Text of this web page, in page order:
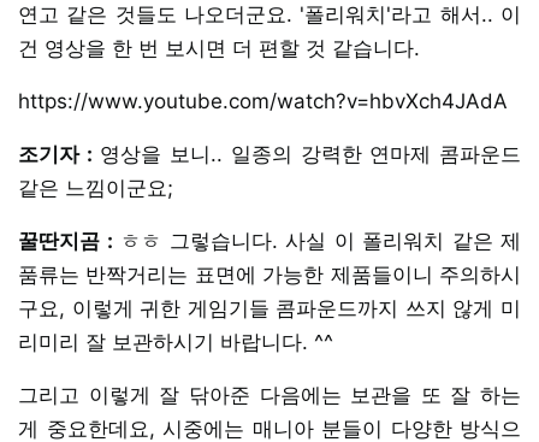
연고 같은 것들도 나오더군요. '폴리워치'라고 해서.. 이
건 영상을 한 번 보시면 더 편할 것 같습니다.
https://www.youtube.com/watch?v=hbvXch4JAdA
조기자 : 영상을 보니.. 일종의 강력한 연마제 콤파운드
같은 느낌이군요;
꿀딴지곰 : ㅎㅎ 그렇습니다. 사실 이 폴리워치 같은 제
품류는 반짝거리는 표면에 가능한 제품들이니 주의하시
구요, 이렇게 귀한 게임기들 콤파운드까지 쓰지 않게 미
리미리 잘 보관하시기 바랍니다. ^^
그리고 이렇게 잘 닦아준 다음에는 보관을 또 잘 하는
게 중요한데요, 시중에는 매니아 분들이 다양한 방식으